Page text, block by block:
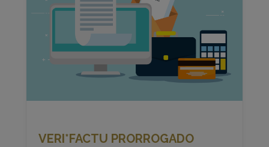
VERI*FACTU PRORROGADO